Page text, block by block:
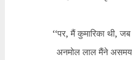
‘‘पर, मैं कुमारिका थी,
अनमोल लाल मैंने असमय